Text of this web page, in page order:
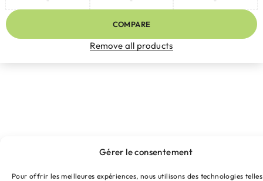
Gérer le consentement
Pour offrir les meilleures expériences, nous utilisons des technologies
COMPARE
Remove all products